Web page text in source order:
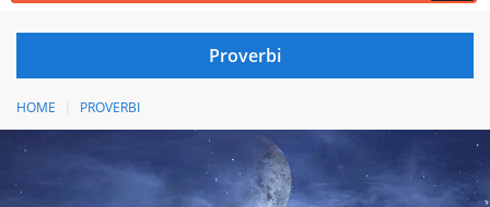
HOME PROVERBI